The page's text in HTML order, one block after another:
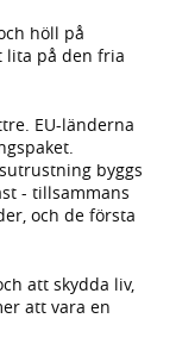
höll på
lita på den fria
EU-länderna
byggs
- tillsammans
och de första
att skydda liv,
att vara en